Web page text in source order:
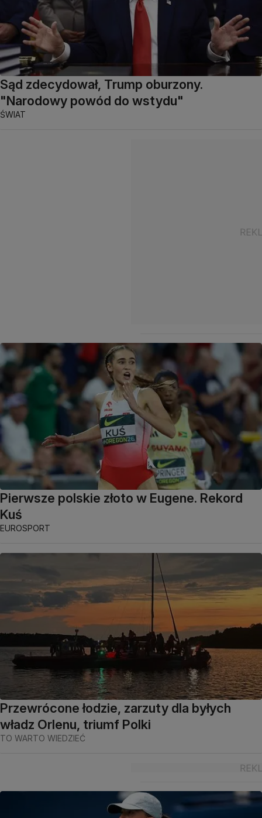
Sąd zdecydował, Trump oburzony.
"Narodowy powód do wstydu"
ŚWIAT
Pierwsze polskie złoto w Eugene. Rekord
Kuś
EUROSPORT
Przewrócone łodzie, zarzuty dla byłych
władz Orlenu, triumf Polki
TO WARTO WIEDZIEĆ